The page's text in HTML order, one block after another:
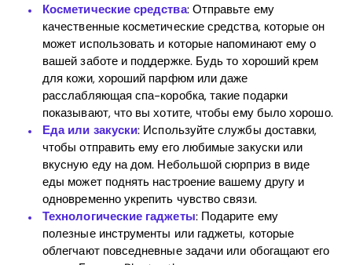
Косметические средства: Отправьте ему
качественные косметические средства, которые он
может использовать и которые напоминают ему о
вашей заботе и поддержке. Будь то хороший крем
для кожи, хороший парфюм или даже
расслабляющая спа-коробка, такие подарки
показывают, что вы хотите, чтобы ему было хорошо.
Еда или закуски: Используйте службы доставки,
чтобы отправить ему его любимые закуски или
вкусную еду на дом. Небольшой сюрприз в виде
еды может поднять настроение вашему другу и
одновременно укрепить чувство связи.
Технологические гаджеты: Подарите ему
полезные инструменты или гаджеты, которые
облегчают повседневные задачи или обогащают его